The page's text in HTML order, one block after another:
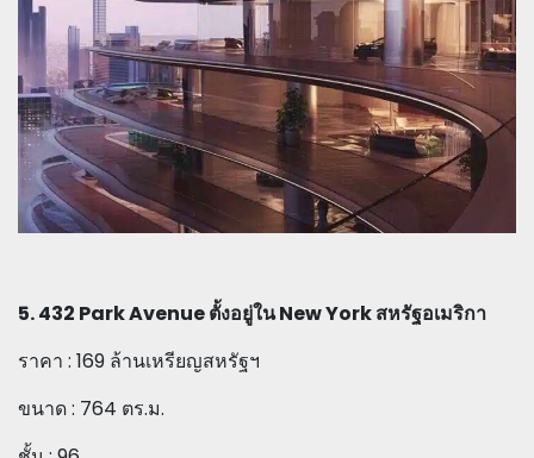
5. 432 Park Avenue ตั้งอยู่ใน New York สหรัฐอเมริกา
ราคา : 169 ล้านเหรียญสหรัฐฯ
ขนาด : 764 ตร.ม.